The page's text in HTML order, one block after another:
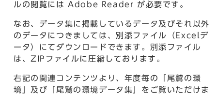
ルの閲覧には Adobe Reader が必要です。
なお、データ集に掲載しているデータ及びそれ以外
のデータにつきましては、別添ファイル（Excelデ
ータ）にてダウンロードできます。別添ファイル
は、ZIPファイルに圧縮しております。
右記の関連コンテンツより、年度毎の「尾鷲の環
境」及び「尾鷲の環境データ集」をご覧いただけま